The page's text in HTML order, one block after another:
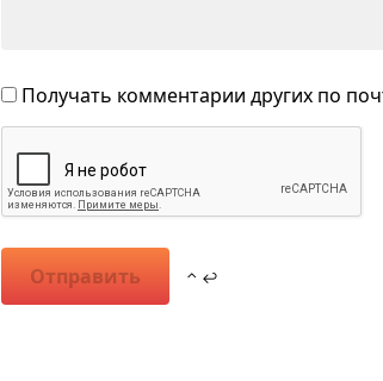
Получать комментарии других по
Отправить ⌃ ↩